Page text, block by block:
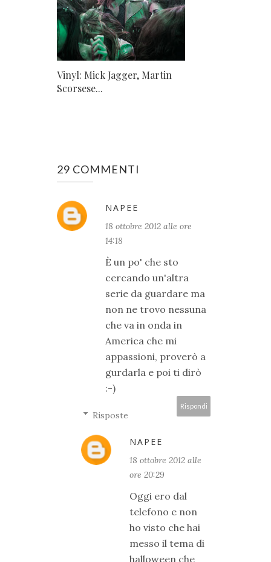
Vinyl: Mick Jagger, Martin
Scorsese...
29 COMMENTI
NAPEE
18 ottobre 2012 alle ore
14:18
È un po' che sto
cercando un'altra
serie da guardare ma
non ne trovo nessuna
che va in onda in
America che mi
appassioni, proverò a
gurdarla e poi ti dirò
:-)
Rispondi
Risposte
NAPEE
18 ottobre 2012 alle
ore 20:29
Oggi ero dal
telefono e non
ho visto che hai
messo il tema di
halloween che